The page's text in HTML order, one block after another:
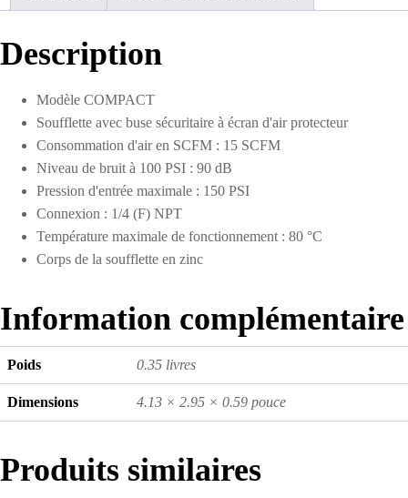
NPT
Description
Modèle COMPACT
Soufflette avec buse sécuritaire à écran d'air protecteur
Consommation d'air en SCFM : 15 SCFM
Niveau de bruit à 100 PSI : 90 dB
Pression d'entrée maximale : 150 PSI
Connexion : 1/4 (F) NPT
Température maximale de fonctionnement : 80 °C
Corps de la soufflette en zinc
Information complémentaire
Poids 0.35 livres
Dimensions 4.13 × 2.95 × 0.59 pouce
Produits similaires